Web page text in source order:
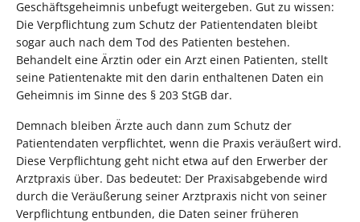
Geschäftsgeheimnis unbefugt weitergeben. Gut zu wissen:
Die Verpflichtung zum Schutz der Patientendaten bleibt
sogar auch nach dem Tod des Patienten bestehen.
Behandelt eine Ärztin oder ein Arzt einen Patienten, stellt
seine Patientenakte mit den darin enthaltenen Daten ein
Geheimnis im Sinne des § 203 StGB dar.
Demnach bleiben Ärzte auch dann zum Schutz der
Patientendaten verpflichtet, wenn die Praxis veräußert wird.
Diese Verpflichtung geht nicht etwa auf den Erwerber der
Arztpraxis über. Das bedeutet: Der Praxisabgebende wird
durch die Veräußerung seiner Arztpraxis nicht von seiner
Verpflichtung entbunden, die Daten seiner früheren